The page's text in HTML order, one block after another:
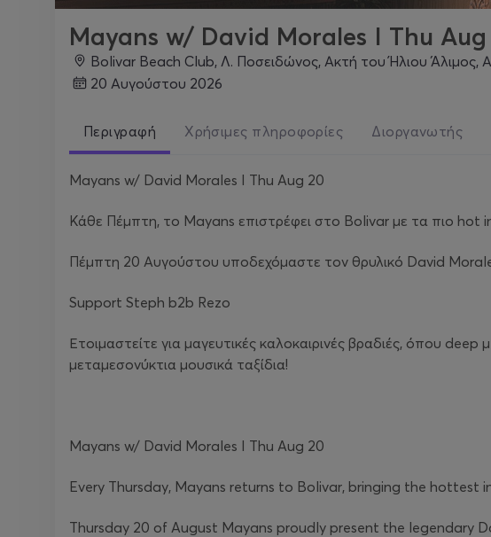
Mayans w/ David Morales I Thu
Bolivar Beach Club, Λ. Ποσειδώνος, Ακτή του Ήλιου Άλιμος,
20 Αυγούστου 2026
Περιγραφή Χρήσιμες πληροφορίες Διοργανωτής
Mayans w/ David Morales I Thu Aug 20
Κάθε Πέμπτη, το Mayans επιστρέφει στο Bolivar με τα πιο hot
Πέμπτη 20 Αυγούστου υποδεχόμαστε τον θρυλικό David
Support Steph b2b Rezo
Ετοιμαστείτε για μαγευτικές καλοκαιρινές βραδιές, όπου
μεταμεσονύκτια μουσικά ταξίδια!
Mayans w/ David Morales I Thu Aug 20
Every Thursday, Mayans returns to Bolivar, bringing the
Thursday 20 of August Mayans proudly present the legendary